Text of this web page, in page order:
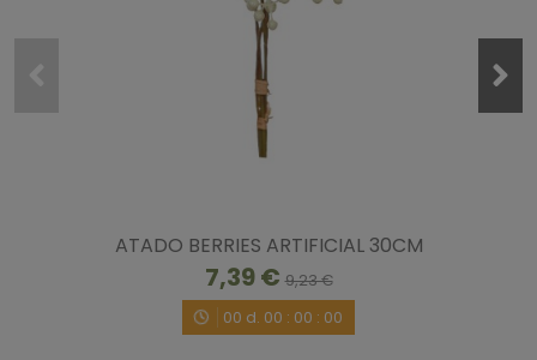
ATADO BERRIES ARTIFICIAL 30CM
7,39 €9,23 €
00 d. 00 : 00 : 00